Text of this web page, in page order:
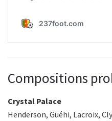
Compositions
Crystal Palace
Henderson, Guéhi, Lacroix,